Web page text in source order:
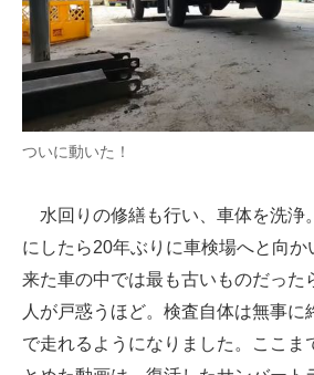
ついに動いた！
水回りの修繕も行い、車体を洗浄
にしたら20年ぶりに車検場へと向か
来た車の中では最も古いものだった
人が戸惑うほど。検査自体は無事に
で走れるようになりました。ここま